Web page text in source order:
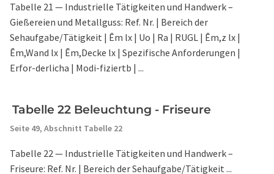
Tabelle 21 — Industrielle Tätigkeiten und Handwerk –
Gießereien und Metallguss: Ref. Nr. | Bereich der
Sehaufgabe/Tätigkeit | Ēm lx | Uo | Ra | RUGL | Ēm,z lx |
Ēm,Wand lx | Ēm,Decke lx | Spezifische Anforderungen |
Erfor-derlicha | Modi-fiziertb | ...
Tabelle 22 Beleuchtung - Friseure
Seite 49, Abschnitt Tabelle 22
Tabelle 22 — Industrielle Tätigkeiten und Handwerk –
Friseure: Ref. Nr. | Bereich der Sehaufgabe/Tätigkeit ...